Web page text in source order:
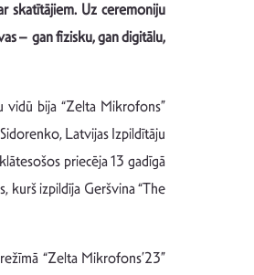
skatītājiem. Uz ceremoniju
– gan fizisku, gan digitālu,
vidū bija “Zelta Mikrofons”
Latvijas Izpildītāju
priecēja 13 gadīgā
kurš izpildīja Geršvina “The
“Zelta Mikrofons’23”